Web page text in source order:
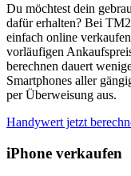
Du möchtest dein
dafür erhalten? Bei
einfach online
vorläufigen
berechnen dauert
Smartphones aller
per Überweisung aus.
Handywert jetzt
iPhone verkaufen